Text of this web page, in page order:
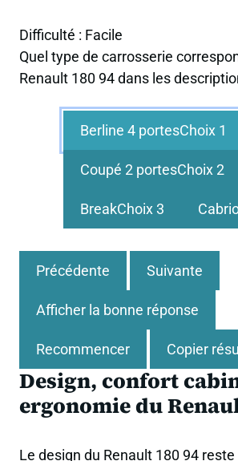
Difficulté : Facile
Quel type de carrosserie
Renault 180 94 dans les
Berline 4 portesChoix 1
Coupé 2 portesChoix 2
BreakChoix 3
Précédente Suivante
Afficher la bonne réponse
Recommencer Copier
Design, confort
ergonomie du
Le design du Renault 180 94